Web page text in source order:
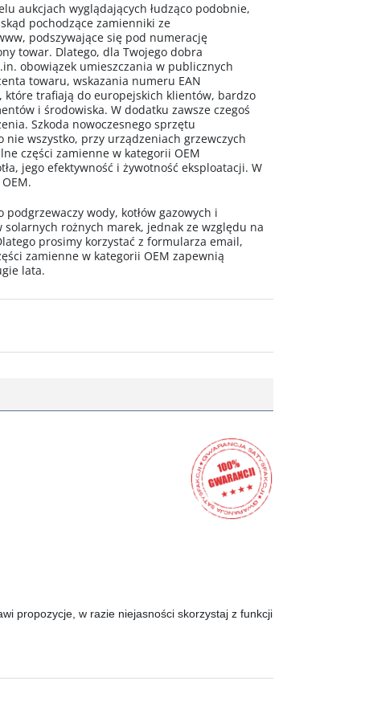
aukcjach wyglądających łudząco podobnie,
pochodzące zamienniki ze
podszywające się pod numerację
towar. Dlatego, dla Twojego dobra
obowiązek umieszczania w publicznych
towaru, wskazania numeru EAN
trafiają do europejskich klientów, bardzo
i środowiska. W dodatku zawsze czegoś
Szkoda nowoczesnego sprzętu
wszystko, przy urządzeniach grzewczych
części zamienne w kategorii OEM
jego efektywność i żywotność eksploatacji. W
wody, kotłów gazowych i
rożnych marek, jednak ze względu na
prosimy korzystać z formularza email,
zamienne w kategorii OEM zapewnią
lata.
propozycje, w razie niejasności skorzystaj z funkcji